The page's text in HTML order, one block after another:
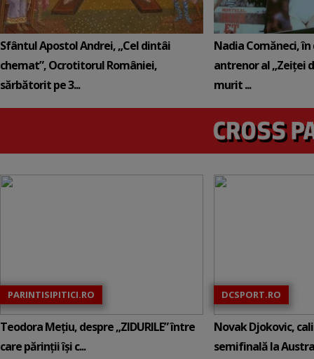
Sfântul Apostol Andrei, „Cel dintâi
chemat”, Ocrotitorul României,
sărbătorit pe 3...
Nadia Comăneci,
antrenor al „Zeiței
murit ...
PARINTISIPITICI.RO
Teodora Mețiu, despre „ZIDURILE” între
care părinții își c...
DCSPORT.RO
Novak Djokovic,
semifinală la